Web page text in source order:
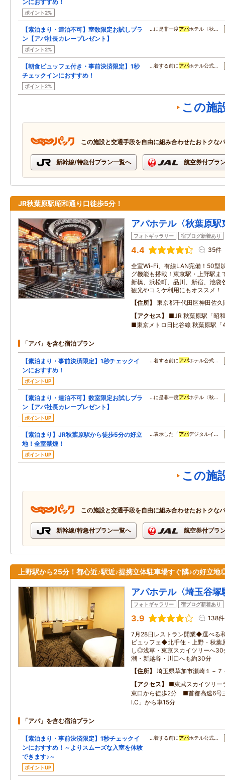
ンにおすすめ！
ポイント2%
【素泊まり・連泊不可】室数限定お試しプラ
ン【アパ社長カレープレゼント】
ポイント2%
…に是非一度アパホテル〈秋…
【朝食ビュッフェ付き・事前決済限定】1秒
チェックインにおすすめ！
ポイント2%
…着する前にアパホテル公式…
この施
この施設と交通手段を自由に組み合わせたおトクな
新幹線/特急付プラン一覧へ 航空券付プラ
JR秋葉原駅昭和通り口徒歩5分！
アパホテル〈秋葉原駅
フォトギャラリー 宿ブログ新着あり
4.4 35件
全室Wi-Fi、有線LAN完備！50型
グ機能も搭載！東京駅・上野駅ま
新橋、浜松町、品川、新宿、池袋
観光やコミケ利用にもオススメ！
住所
東京都千代田区神田佐久
アクセス
■JR 秋葉原駅「昭
■東京メトロ日比谷線 秋葉原駅「
「アパ」を含む宿泊プラン
【素泊まり・事前決済限定】1秒チェックイ
ンにおすすめ！
ポイントUP
…着する前にアパホテル公式…
【素泊まり・連泊不可】数室限定お試しプラ
ン【アパ社長カレープレゼント】
ポイントUP
…に是非一度アパホテル〈秋…
【素泊まり】JR秋葉原駅から徒歩5分の好立
地！全室禁煙！
ポイントUP
…表示した「アパデジタルイ…
この施
この施設と交通手段を自由に組み合わせたおトクな
新幹線/特急付プラン一覧へ 航空券付プラ
上野駅から25分！都心近♪駅近♪提携立体駐車場すぐ隣♪の好立地
アパホテル〈埼玉谷塚
フォトギャラリー 宿ブログ新着あり
3.9 138件
7月28日レストラン開業◆選べる
ビュッフェ◆北千住・上野・秋葉
し◎浅草・東京スカイツリーへ30
潮・新越谷・川口へも約30分
住所
埼玉県草加市瀬崎１－７
アクセス
■東武スカイツリー
東口から徒歩2分 ■首都高速6号
I.C」から車15分
「アパ」を含む宿泊プラン
【素泊まり・事前決済限定】1秒チェックイ
ンにおすすめ！～よりスムーズな入室を体験
できます♪～
ポイントUP
…着する前にアパホテル公式…